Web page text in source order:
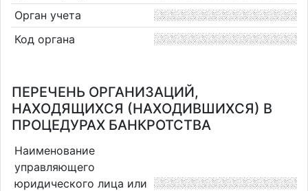
Орган учета
Код органа
ПЕРЕЧЕНЬ ОРГАНИЗАЦИЙ,
НАХОДЯЩИХСЯ (НАХОДИВШИХСЯ) В
ПРОЦЕДУРАХ БАНКРОТСТВА
Наименование
управляющего
юридического лица или